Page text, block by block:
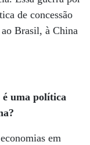
de concessão
Brasil, à China
é uma política
em